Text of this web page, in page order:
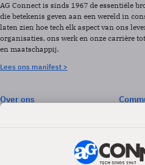
AG Connect is sinds 1967 de essentiële
die betekenis geven aan een wereld in
laten zien hoe tech elk aspect van ons
organisaties, ons werk en onze carrière
en maatschappij.
Lees ons manifest >
Over ons